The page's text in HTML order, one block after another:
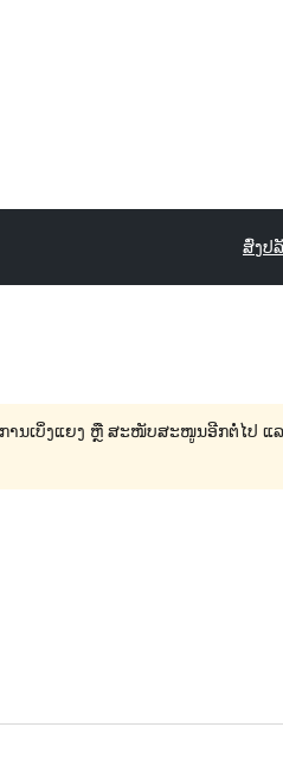
ສົ່ງປ
ານເບິ່ງແຍງ ຫຼື ສະໜັບສະໜູນອີກຕໍ່ໄປ ແ